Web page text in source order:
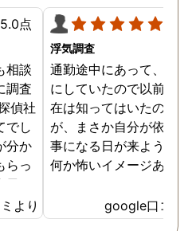
5.0点
相談
調査
偵社
でし
分か
らっ
は
いつ
も取
より
浮気調査
通勤途中にあって、毎日
にしていたので以前から
在は知ってはいたのです
が、まさか自分が依頼す
事になる日が来ようと
何か怖いイメージありま
応も良く、安心して相談
きました。 調査後に弁
google口コミ